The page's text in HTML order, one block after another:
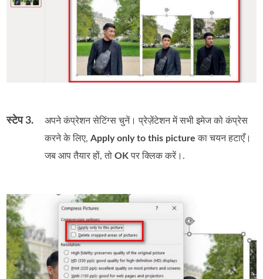
स्टेप 3.
अपने कंप्रेशन सेटिंग्स चुनें। प्रेज़ेंटेशन में सभी इमेज को कंप्रेस
करने के लिए,Apply only to this picture का चयन हटाएँ।
जब आप तैयार हों, तोOKपर क्लिक करें।.